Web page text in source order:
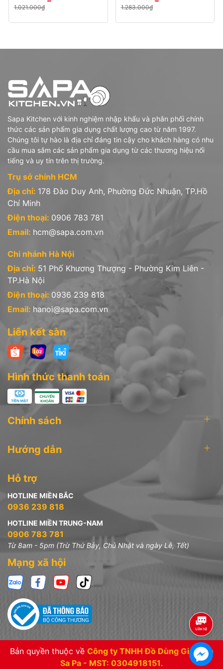
100% không chứa PFOA
xước cao gấp 10 lần
Bề mặt chống dính cực kỳ láng mịn, dễ dàng vệ sinh
Thân nồi/chảo bằng chất liệu nhôm đúc nguyên khối chắc
chắn, đảm bảo phân bổ nhiệt hiệu quả và giữ nhiệt lâu
Đáy chấm từ dày: 4mm, tản nhiệt đều, thích hợp cho mọi
loại bếp, kể cả bếp từ.
Tay cầm: chất liệu bằng nhựa Bakelite chắc chắn, thiết kế
tiện dụng, an toàn khi sử dụng trong lò nướng ở nhiệt độ
lên đến 180 °C.
Tham khảo và xem ngay các sản phẩm nồi chảo
chống dính Stoneline đang có sẵn dưới đây:
Nồi ∅18cm + nắp kính
cod. 6741
Nồi ∅20cm + nắp kính
Nồi ∅24cm + nắp kính
cod. 7297
cod. KBB7490-7295 (không bao bì)
Chảo cạn (không nắp)
∅20cm
Chảo sâu (không nắp) ∅24cm
dụng bếp từ
1.021.000₫
dụng bếp từ
1.283.000₫
Sapa Kitchen với kinh nghiệm nhập khẩu và phân phối chính
thức các sản phẩm gia dụng chất lượng cao từ năm 1997.
Chúng tôi tự hào là địa chỉ đáng tin cậy cho khách hàng có nhu
cầu mua sắm các sản phẩm gia dụng từ các thương hiệu nổi
tiếng và uy tín trên thị trường.
Trụ sở chính HCM
Địa chỉ: 178 Đào Duy Anh, Phường Đức Nhuận, TP.Hồ
Chí Minh
Điện thoại: 0906 783 781
Email: hcm@sapa.com.vn
Chi nhánh Hà Nội
Địa chỉ: 51 Phố Khương Thượng - Phường Kim Liên -
TP.Hà Nội
Điện thoại: 0936 239 818
Email: hanoi@sapa.com.vn
Liên kết sàn
Hình thức thanh toán
Chính sách
Hướng dẫn
Hỗ trợ
HOTLINE MIỀN BẮC
0936 239 818
HOTLINE MIỀN TRUNG-NAM
0906 783 781
Từ 8am - 5pm (Trừ Thứ Bảy, Chủ Nhật và ngày Lễ, Tết)
Mạng xã hội
Bản quyền thuộc về Công ty TNHH Đồ Dùng Gia Đình
Sa Pa - MST: 0304918151.